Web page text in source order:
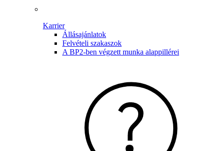
Karrier
Állásajánlatok
Felvételi szakaszok
A BP2-ben végzett munka alappillérei